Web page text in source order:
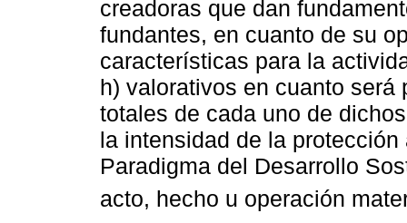
creadoras que dan
fundantes, en cuanto de su
características para la
h) valorativos en cuanto
totales de cada uno de
la intensidad de la
Paradigma del Desarrollo
acto, hecho u operación